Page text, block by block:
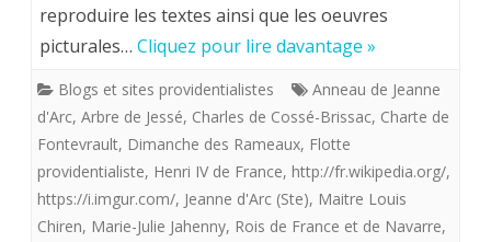
imagier
flotte
providentialiste
reproduire les textes ainsi que les oeuvres
picturales… Cliquez pour lire davantage »
Blogs et sites providentialistes
Anneau de Jeanne
d'Arc, Arbre de Jessé, Charles de Cossé-Brissac, Charte de
Fontevrault, Dimanche des Rameaux, Flotte
providentialiste, Henri IV de France, http://fr.wikipedia.org/,
https://i.imgur.com/, Jeanne d'Arc (Ste), Maitre Louis
Chiren, Marie-Julie Jahenny, Rois de France et de Navarre,